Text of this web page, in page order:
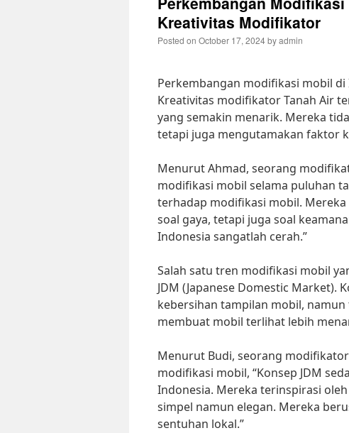
Kreativitas Modifikator
Posted on October 17, 2024byadmin
Perkembangan modifikasi mobil
Kreativitas modifikator Tanah Air
yang semakin menarik. Mereka
tetapi juga mengutamakan faktor
Menurut Ahmad, seorang
modifikasi mobil selama puluhan
terhadap modifikasi mobil.
soal gaya, tetapi juga soal
Indonesia sangatlah cerah.”
Salah satu tren modifikasi mobil
JDM (Japanese Domestic Market).
kebersihan tampilan mobil,
membuat mobil terlihat lebih
Menurut Budi, seorang
modifikasi mobil, “Konsep JDM
Indonesia. Mereka terinspirasi
simpel namun elegan. Mereka
sentuhan lokal.”